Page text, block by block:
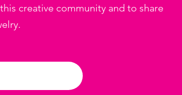
creative community and to share